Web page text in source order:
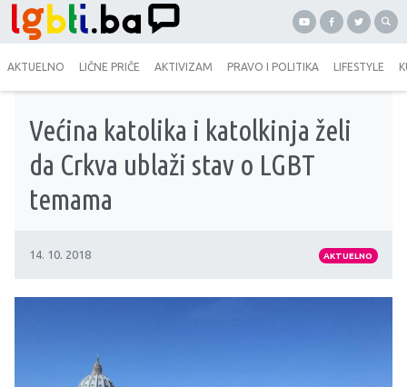
AKTUELNO LIČNE PRIČE AKTIVIZAM PRAVO I POLITIKA LIFESTYLE
Većina katolika i katolkinja želi
da Crkva ublaži stav o LGBT
temama
14. 10. 2018 AKTUELNO